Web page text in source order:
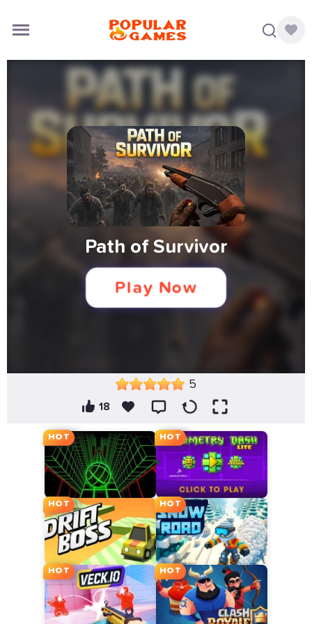
5
18
HOT HOT
HOT HOT
HOT HOT